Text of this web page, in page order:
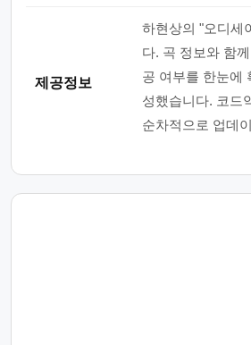
제공정보
하현상의 "오디세
다. 곡 정보와 함
공 여부를 한눈에
성했습니다. 코드
순차적으로 업데